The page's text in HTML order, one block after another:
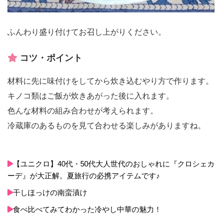
ふんわり盛り付けてお召し上がりください。
コツ・ポイント
材料に先に味付けをしてから炊き込むやり方で作ります。
キノコ類はご飯が炊きあがった後に入れます。
色んな材料の組み合わせが考えられます。
冷蔵庫のあるものを見て合わせる楽しみがありますね。
【ユニクロ】40代・50代大人世代のおしゃれに『クロシェカ
ーデ』が大正解。夏旅行の必携アイテムです♪
干しほっけの南蛮漬け
食べ比べてみてわかった冷やし中華の魅力！